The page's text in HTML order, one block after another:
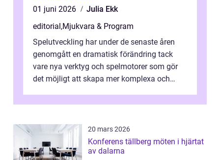
01 juni 2026
Julia Ekk
editorial,Mjukvara & Program
Spelutveckling har under de senaste åren
genomgått en dramatisk förändring tack
vare nya verktyg och spelmotorer som gör
det möjligt att skapa mer komplexa och
20 mars 2026
Konferens tällberg möten i hjärtat
av dalarna